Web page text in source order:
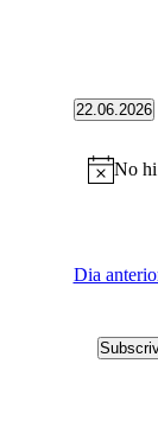
22.06.2026
una
data. No hi
Dia